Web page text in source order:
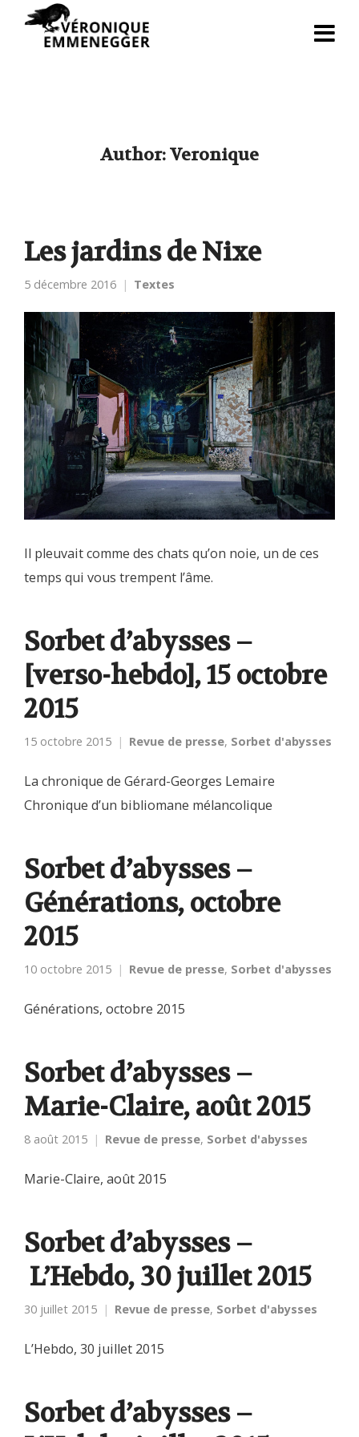
Author:Veronique
Les jardins de Nixe
5 décembre 2016 Textes
Il pleuvait comme des chats qu’on noie, un de ces
temps qui vous trempent l’âme.
Sorbet d’abysses –
[verso-hebdo], 15 octobre
2015
15 octobre 2015 Revue de presse, Sorbet d'abysses
La chronique de Gérard-Georges Lemaire
Chronique d’un bibliomane mélancolique
Sorbet d’abysses –
Générations, octobre
2015
10 octobre 2015 Revue de presse, Sorbet d'abysses
Générations, octobre 2015
Sorbet d’abysses –
Marie-Claire, août 2015
8 août 2015 Revue de presse, Sorbet d'abysses
Marie-Claire, août 2015
Sorbet d’abysses –
L’Hebdo, 30 juillet 2015
30 juillet 2015 Revue de presse, Sorbet d'abysses
L’Hebdo, 30 juillet 2015
Sorbet d’abysses –